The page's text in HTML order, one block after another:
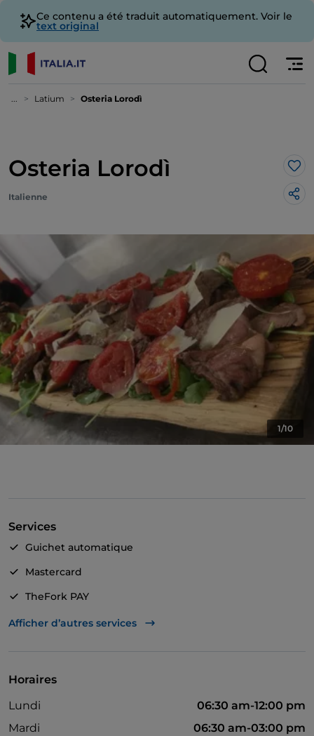
Ce contenu a été traduit automatiquement. Voir le
text original
... Latium Osteria Lorodì
Osteria Lorodì
Italienne
1/10
Services
Guichet automatique
Mastercard
TheFork PAY
UnionPay via TheFork PAY
Afficher d’autres services
Horaires
Lundi
06:30 am-12:00 pm
Mardi
06:30 am-03:00 pm